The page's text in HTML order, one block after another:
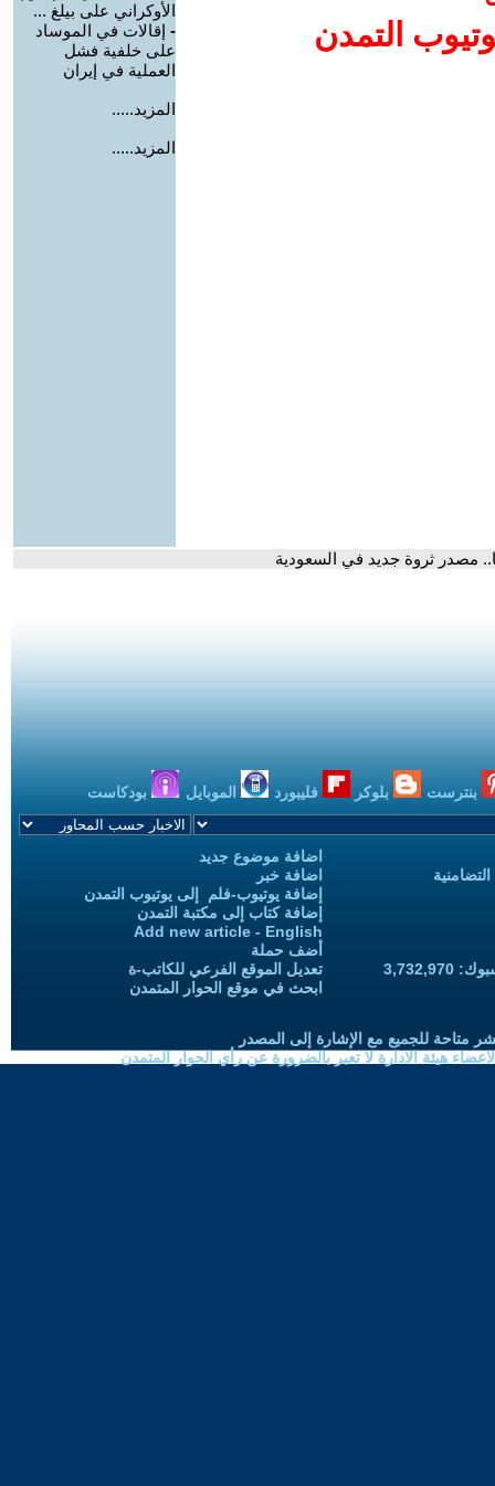
التمدن
الأوكراني على بيلغ ...
- إقالات في الموساد
على خلفية فشل
العملية في إيران
المزيد.....
المزيد.....
مصدر ثروة جديد في السعودية
بنترست بلوكر فليبورد الموبايل بودكاست
اضافة موضوع جديد
اضافة خبر
إضافة يوتيوب-فلم إلى يوتيوب التمدن
إضافة كتاب إلى مكتبة التمدن
Add new article - English
أضف حملة
تعديل الموقع الفرعي للكاتب-ة
ابحث في موقع الحوار المتمدن
متاحة للجميع مع الإشارة إلى المصدر
هيئة الادارة لا تعبر بالضرورة عن رأي الحوار المتمدن